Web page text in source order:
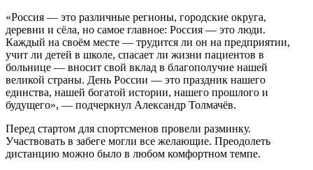
«Россия — это различные регионы, городские округа,
деревни и сёла, но самое главное: Россия — это люди.
Каждый на своём месте — трудится ли он на предприятии,
учит ли детей в школе, спасает ли жизни пациентов в
больнице — вносит свой вклад в благополучие нашей
великой страны. День России — это праздник нашего
единства, нашей богатой истории, нашего прошлого и
будущего», — подчеркнул Александр Толмачёв.
Перед стартом для спортсменов провели разминку.
Участвовать в забеге могли все желающие. Преодолеть
дистанцию можно было в любом комфортном темпе.